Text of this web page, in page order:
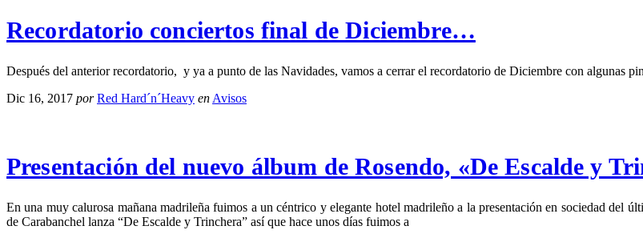
Recordatorio conciertos final de Diciembre…
Después del anterior recordatorio, y ya a punto de las Navidades, vamos a cerrar el recordatorio de Diciembre con algunas
Dic 16, 2017 por Red Hard´n´Heavy en Avisos
Presentación del nuevo álbum de Rosendo, «De Escalde y
En una muy calurosa mañana madrileña fuimos a un céntrico y elegante hotel madrileño a la presentación en sociedad
de Carabanchel lanza “De Escalde y Trinchera” así que hace unos días fuimos a